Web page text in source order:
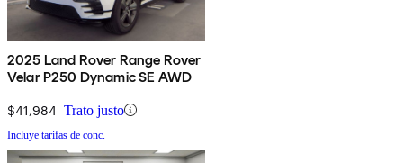
2025 Land Rover Range Rover
Velar P250 Dynamic SE AWD
$41,984 Trato justo
Incluye tarifas de conc.